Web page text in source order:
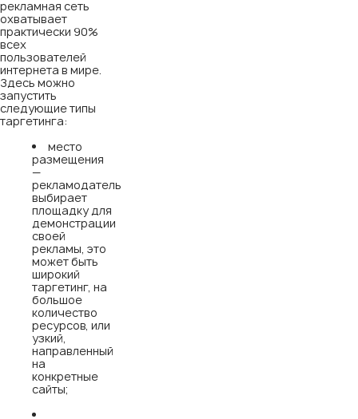
рекламная сеть
охватывает
практически 90%
всех
пользователей
интернета в мире.
Здесь можно
запустить
следующие типы
таргетинга:
место
размещения
—
рекламодатель
выбирает
площадку для
демонстрации
своей
рекламы, это
может быть
широкий
таргетинг, на
большое
количество
ресурсов, или
узкий,
направленный
на
конкретные
сайты;